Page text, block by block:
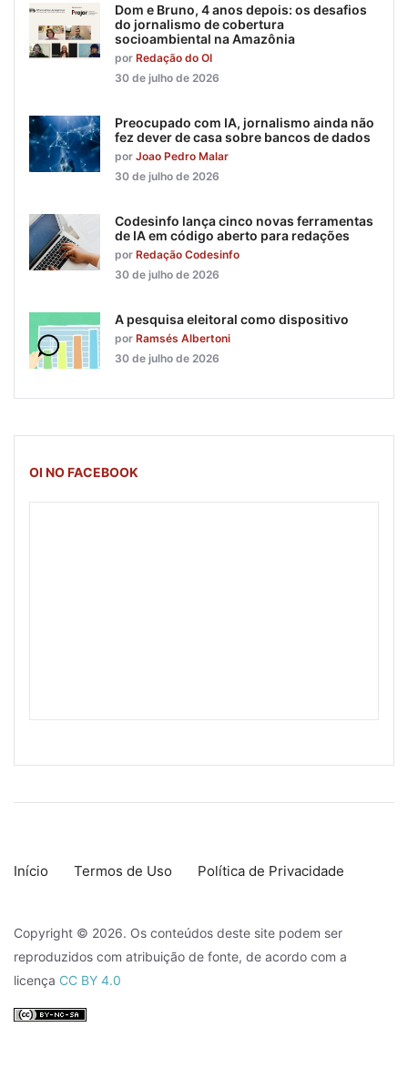
Dom e Bruno, 4 anos depois: os desafios
do jornalismo de cobertura
socioambiental na Amazônia
por Redação do OI
30 de julho de 2026
Preocupado com IA, jornalismo ainda não
fez dever de casa sobre bancos de dados
por Joao Pedro Malar
30 de julho de 2026
Codesinfo lança cinco novas ferramentas
de IA em código aberto para redações
por Redação Codesinfo
30 de julho de 2026
A pesquisa eleitoral como dispositivo
por Ramsés Albertoni
30 de julho de 2026
OI NO FACEBOOK
Início Termos de Uso Política de Privacidade
Copyright © 2026. Os conteúdos deste site podem ser
reproduzidos com atribuição de fonte, de acordo com a
licença CC BY 4.0